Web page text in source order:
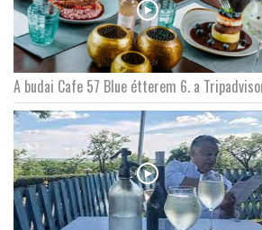
A budai Cafe 57 Blue étterem 6. a